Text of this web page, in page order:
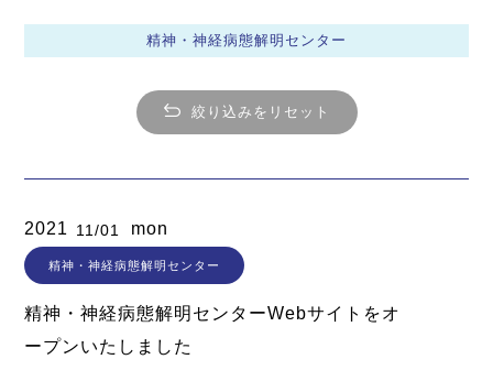
精神・神経病態解明センター
絞り込みをリセット
2021 11/01 mon
精神・神経病態解明センター
精神・神経病態解明センターWebサイトをオ
ープンいたしました